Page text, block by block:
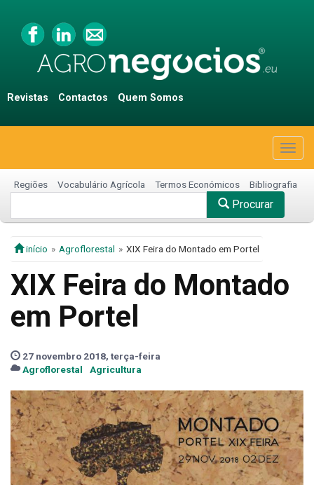
Revistas Contactos Quem Somos
Regiões Vocabulário Agrícola Termos Económicos Bibliografia
Procurar
início Agroflorestal XIX Feira do Montado em Portel
XIX Feira do Montado
em Portel
27 novembro 2018, terça-feira
Agroflorestal
Agricultura